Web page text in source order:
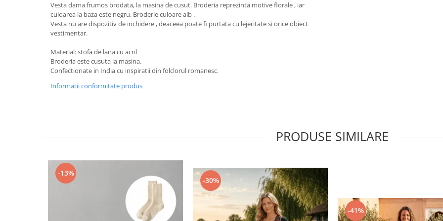
Vesta dama frumos brodata, la masina de cusut. Broderia reprezinta motive florale , iar
culoarea la baza este negru. Broderie culoare alb .
Vesta nu are dispozitiv de inchidere , deaceea poate fi purtata cu lejeritate si orice obiect
vestimentar.
Material: stofa de lana cu acril
Broderia este cusuta la masina.
Confectionate in India cu inspiratii din folclorul romanesc.
Informatii conformitate produs
PRODUSE SIMILARE
-13%
-30%
-41%